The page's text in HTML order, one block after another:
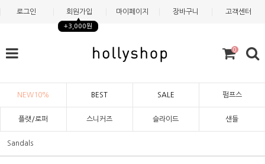
로그인 회원가입
+3,000원
마이페이지 장바구니 고객센터
0
NEW10% BEST SALE 펌프스
플랫/로퍼 스니커즈 슬라이드 샌들
Sandals